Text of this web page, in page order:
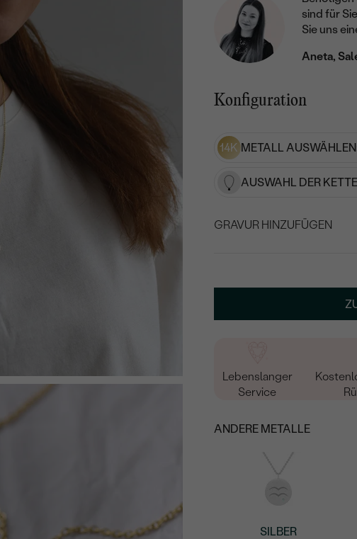
sind für
Sie uns
Aneta,
Konfiguration
14K METALL
AUSWAHL DER
GRAVUR HINZUFÜGEN
Geben Sie Initialen/Text
Lebenslanger
Service
ANDERE METALLE
SILBER